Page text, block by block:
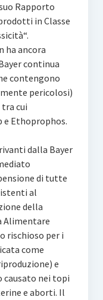
Rapporto
in Classe
ha ancora
continua
contengono
pericolosi)
cui
e Ethoprophos.
dalla Bayer
di tutte
al
della
Alimentare
rischioso per i
come
e
nei topi
e aborti. Il